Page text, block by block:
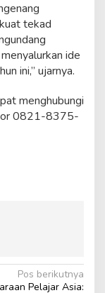
tekad
ide
ini,” ujarnya.
menghubungi
0821-8375-
Pos berikutnya
Pelajar Asia: